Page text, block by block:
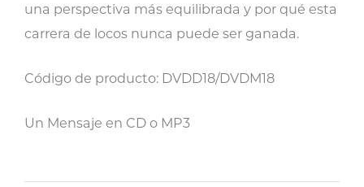
una perspectiva más equilibrada y por qué esta
carrera de locos nunca puede ser ganada.
Código de producto: DVDD18/DVDM18
Un Mensaje en CD o MP3